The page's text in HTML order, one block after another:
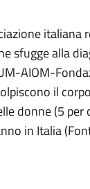
italiana
sfugge alla
AIOM-
il
donne (5
in Italia